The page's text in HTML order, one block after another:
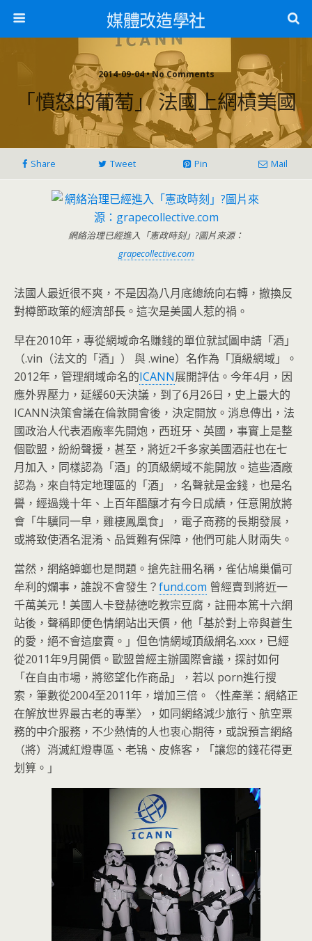
媒體改造學社
2014-09-04 • No Comments
「憤怒的葡萄」 法國上網槓美國
Share Tweet Pin Mail
網絡治理已經進入「憲政時刻」?圖片來源：
grapecollective.com
法國人最近很不爽，不是因為八月底總統向右轉，撤換反
對樽節政策的經濟部長。這次是美國人惹的禍。
早在2010年，專從網域命名賺錢的單位就試圖申請「酒」
（.vin（法文的「酒」） 與 .wine）名作為「頂級網域」。
2012年，管理網域命名的ICANN展開評估。今年4月，因
應外界壓力，延緩60天決議，到了6月26日，史上最大的
ICANN決策會議在倫敦開會後，決定開放。消息傳出，法
國政治人代表酒廠率先開炮，西班牙、英國， 事實上是整
個歐盟，紛紛聲援，甚至，將近2千多家美國酒莊也在七
月加入，同樣認為「酒」的頂級網域不能開放。這些酒廠
認為， 來自特定地理區的「酒」，名聲就是金錢，也是名
譽，經過幾十年、 上百年醞釀才有今日成績，任意開放將
會「牛驥同一皁， 雞棲鳳凰食」，電子商務的長期發展，
或將致使酒名混淆、 品質難有保障，他們可能人財兩失。
當然，網絡蟑螂也是問題。搶先註冊名稱， 雀佔鳩巢偏可
牟利的爛事，誰說不會發生？fund.com 曾經賣到將近一
千萬美元！美國人卡登赫德吃教宗豆腐， 註冊本篤十六網
站後，聲稱即便色情網站出天價，他「基於對上帝與蒼生
的愛，絕不會這麼賣。」但色情網域頂級網名.xxx，已經
從2011年9月開價。歐盟曾經主辦國際會議， 探討如何
「在自由市場，將慾望化作商品」，若以 porn進行搜
索，筆數從2004至2011年，增加三倍。〈性產業：網絡正
在解放世界最古老的專業〉，如同網絡減少旅行、 航空票
務的中介服務，不少熱情的人也衷心期待，或說預言網絡
（將）消滅紅燈專區、老鴇、皮條客，「讓您的錢花得更
划算。」